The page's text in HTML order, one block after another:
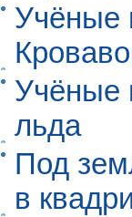
Учёные
Учёные
льда
Под
в